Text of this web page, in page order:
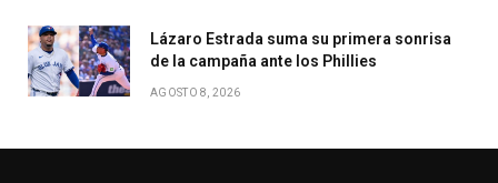
Lázaro Estrada suma su primera sonrisa
de la campaña ante los Phillies
AGOSTO 8, 2026